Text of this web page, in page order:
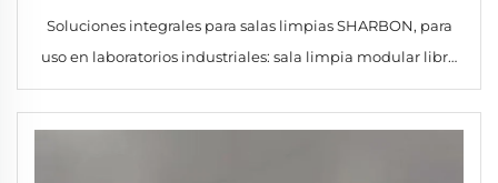
Soluciones integrales para salas limpias SHARBON, para
uso en laboratorios industriales: sala limpia modular libre
de polvo conforme a las normas GMP, filtro HEPA, garantía
de 1 año